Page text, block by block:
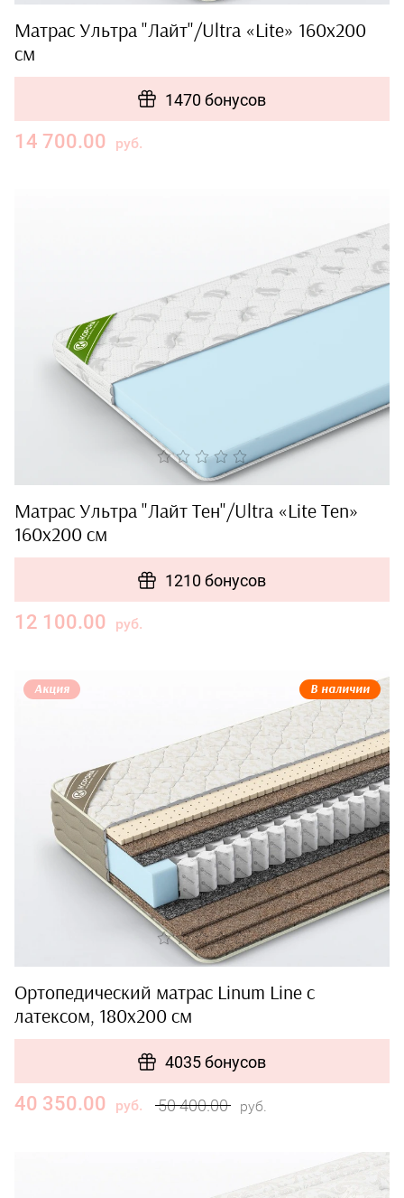
Матрас Ультра "Лайт"/Ultra «Lite» 160x200
см
1470 бонусов
14 700.00 руб.
Матрас Ультра "Лайт Тен"/Ultra «Lite Ten»
160x200 см
1210 бонусов
12 100.00 руб.
Акция В наличии
Ортопедический матрас Linum Line c
латексом, 180х200 см
4035 бонусов
40 350.00 руб. 50 400.00 руб.